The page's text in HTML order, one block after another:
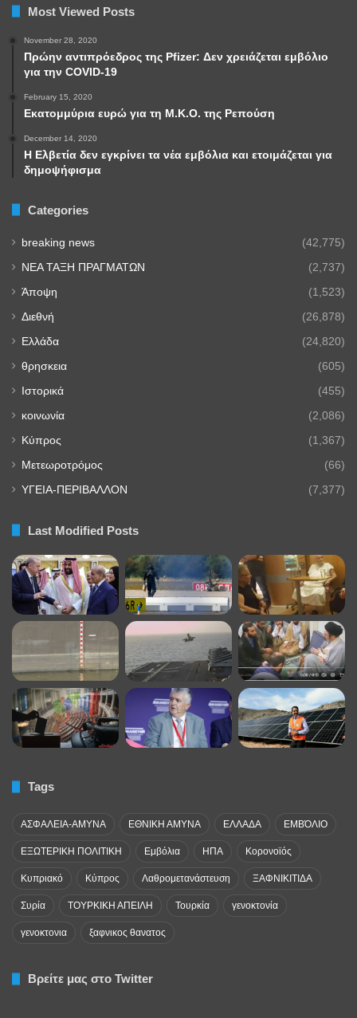
Most Viewed Posts
November 28, 2020
Πρώην αντιπρόεδρος της Pfizer: Δεν χρειάζεται εμβόλιο
για την COVID-19
February 15, 2020
Εκατομμύρια ευρώ για τη Μ.Κ.Ο. της Ρεπούση
December 14, 2020
Η Ελβετία δεν εγκρίνει τα νέα εμβόλια και ετοιμάζεται για
δημοψήφισμα
Categories
breaking news (42,775)
NEA TAΞΗ ΠΡΑΓΜΑΤΩΝ (2,737)
Άποψη (1,523)
Διεθνή (26,878)
Ελλάδα (24,820)
θρησκεια (605)
Ιστορικά (455)
κοινωνία (2,086)
Κύπρος (1,367)
Μετεωροτρόμος (66)
ΥΓΕΙΑ-ΠΕΡΙΒΑΛΛΟΝ (7,377)
Last Modified Posts
Tags
ΑΣΦΑΛΕΙΑ-ΑΜΥΝΑ ΕΘΝΙΚΗ ΑΜΥΝΑ ΕΛΛΑΔΑ ΕΜΒΌΛΙΟ
ΕΞΩΤΕΡΙΚΗ ΠΟΛΙΤΙΚΗ Εμβόλια ΗΠΑ Κορονοϊός
Κυπριακό Κύπρος Λαθρομετανάστευση ΞΑΦΝΙΚΙΤΙΔΑ
Συρία ΤΟΥΡΚΙΚΗ ΑΠΕΙΛΗ Τουρκία γενοκτονία
γενοκτονια ξαφνικος θανατος
Βρείτε μας στο Twitter